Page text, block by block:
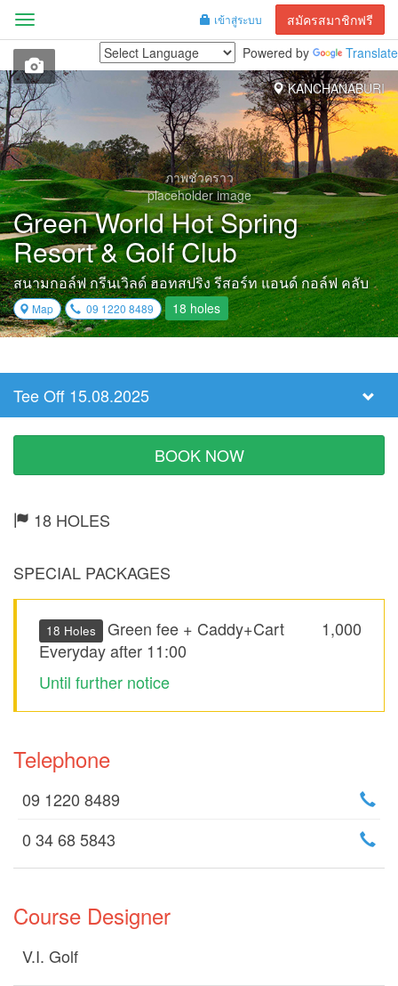
เข้าสู่ระบบ สมัครสมาชิกฟรี
Menu
Powered by
Translate
KANCHANABURI
ภาพชั่วคราว
placeholder image
Green World Hot Spring
Resort & Golf Club
สนามกอล์ฟ กรีนเวิลด์ ฮอทสปริง รีสอร์ท แอนด์ กอล์ฟ คลับ
Map 09 1220 8489 18 holes
Select
Tee
Time
Tee Off 15.08.2025
BOOK NOW
18 HOLES
SPECIAL PACKAGES
1,000
18 Holes
Green fee + Caddy+Cart
Everyday after 11:00
Until further notice
Telephone
09 1220 8489
0 34 68 5843
Course Designer
V.I. Golf